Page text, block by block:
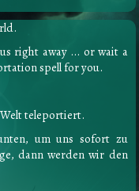
right away ... or wait a
spell for you.
teleportiert.
um uns sofort zu
dann werden wir den